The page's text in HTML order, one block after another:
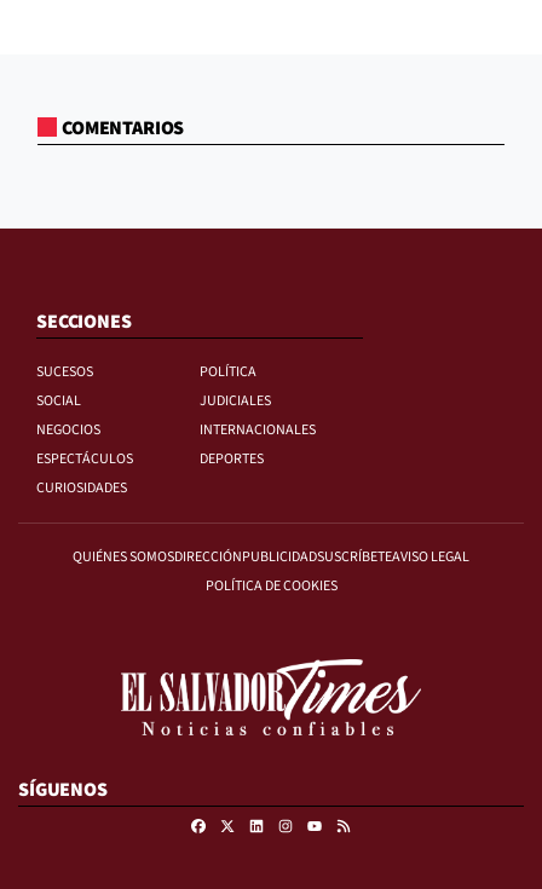
COMENTARIOS
SECCIONES
SUCESOS
POLÍTICA
SOCIAL
JUDICIALES
NEGOCIOS
INTERNACIONALES
ESPECTÁCULOS
DEPORTES
CURIOSIDADES
QUIÉNES SOMOSDIRECCIÓNPUBLICIDADSUSCRÍBETEAVISO LEGAL
POLÍTICA DE COOKIES
SÍGUENOS
FacebookLinkedinInstagram